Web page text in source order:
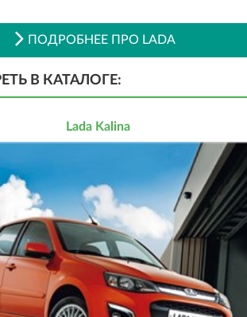
ПОДРОБНЕЕ ПРО LADA
В КАТАЛОГЕ:
Lada Kalina